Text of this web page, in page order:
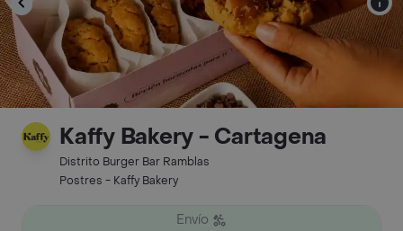
Kaffy Bakery - Cartagena
Distrito Burger Bar Ramblas
Postres - Kaffy Bakery
Envío